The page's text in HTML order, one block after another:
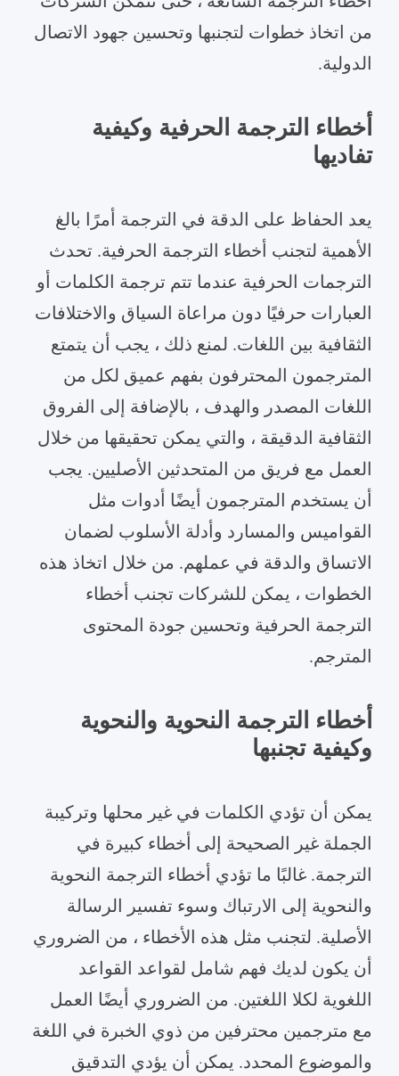
من اتخاذ خطوات لتجنبها وتحسين جهود الاتصال
الدولية.
أخطاء الترجمة الحرفية وكيفية
تفاديها
يعد الحفاظ على الدقة في الترجمة أمرًا بالغ
الأهمية لتجنب أخطاء الترجمة الحرفية. تحدث
الترجمات الحرفية عندما تتم ترجمة الكلمات أو
العبارات حرفيًا دون مراعاة السياق والاختلافات
الثقافية بين اللغات. لمنع ذلك ، يجب أن يتمتع
المترجمون المحترفون بفهم عميق لكل من
اللغات المصدر والهدف ، بالإضافة إلى الفروق
الثقافية الدقيقة ، والتي يمكن تحقيقها من خلال
العمل مع فريق من المتحدثين الأصليين. يجب
أن يستخدم المترجمون أيضًا أدوات مثل
القواميس والمسارد وأدلة الأسلوب لضمان
الاتساق والدقة في عملهم. من خلال اتخاذ هذه
الخطوات ، يمكن للشركات تجنب أخطاء
الترجمة الحرفية وتحسين جودة المحتوى
المترجم.
أخطاء الترجمة النحوية والنحوية
وكيفية تجنبها
يمكن أن تؤدي الكلمات في غير محلها وتركيبة
الجملة غير الصحيحة إلى أخطاء كبيرة في
الترجمة. غالبًا ما تؤدي أخطاء الترجمة النحوية
والنحوية إلى الارتباك وسوء تفسير الرسالة
الأصلية. لتجنب مثل هذه الأخطاء ، من الضروري
أن يكون لديك فهم شامل لقواعد القواعد
اللغوية لكلا اللغتين. من الضروري أيضًا العمل
مع مترجمين محترفين من ذوي الخبرة في اللغة
والموضوع المحدد. يمكن أن يؤدي التدقيق